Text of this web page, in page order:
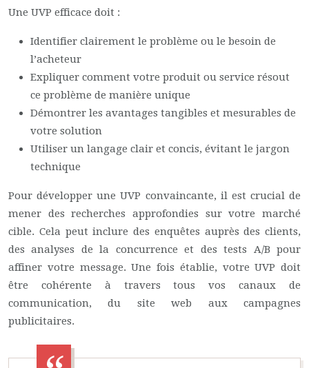
Une UVP efficace doit :
Identifier clairement le problème ou le besoin de
l’acheteur
Expliquer comment votre produit ou service résout
ce problème de manière unique
Démontrer les avantages tangibles et mesurables de
votre solution
Utiliser un langage clair et concis, évitant le jargon
technique
Pour développer une UVP convaincante, il est crucial de
mener des recherches approfondies sur votre marché
cible. Cela peut inclure des enquêtes auprès des clients,
des analyses de la concurrence et des tests A/B pour
affiner votre message. Une fois établie, votre UVP doit
être cohérente à travers tous vos canaux de
communication, du site web aux campagnes
publicitaires.